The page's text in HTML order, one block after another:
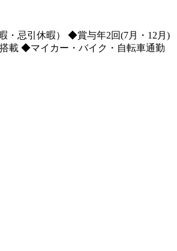
・忌引休暇） ◆賞与年2回(7月・12月)
載 ◆マイカー・バイク・自転車通勤